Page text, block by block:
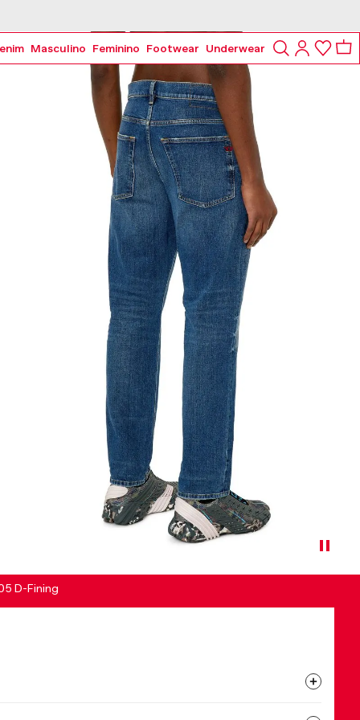
Masculino Feminino Footwear Underwear
D-Fining